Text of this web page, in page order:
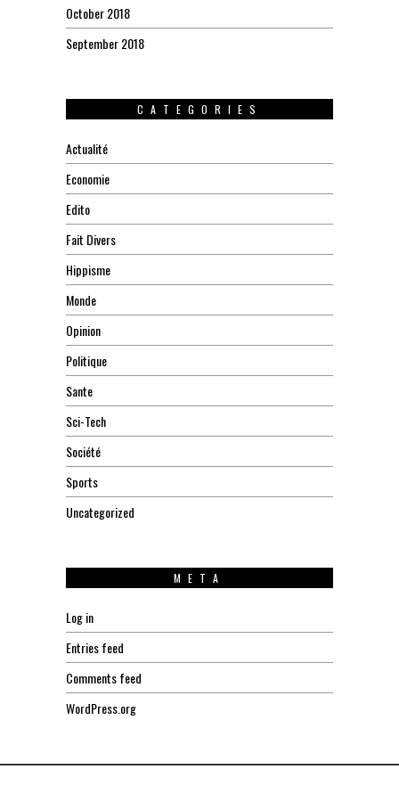
October 2018
September 2018
CATEGORIES
Actualité
Economie
Edito
Fait Divers
Hippisme
Monde
Opinion
Politique
Sante
Sci-Tech
Société
Sports
Uncategorized
META
Log in
Entries feed
Comments feed
WordPress.org